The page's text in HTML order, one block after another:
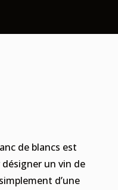
de blancs est
un vin de
d’une